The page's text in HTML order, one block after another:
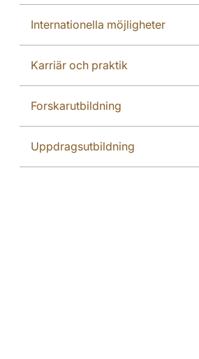
Internationella möjligheter
Karriär och praktik
Forskarutbildning
Uppdragsutbildning